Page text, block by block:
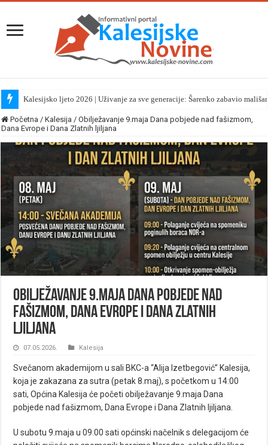
Kalesijsko ljeto 2026 | Uživanje za sve generacije: Šarenko zabavio
Početna / Kalesija / Obilježavanje 9.maja Dana pobjede nad fašizmom,
Dana Evrope i Dana Zlatnih ljiljana
Obilježavanje 9.maja Dana pobjede nad
fašizmom, Dana Evrope i Dana Zlatnih
ljiljana
07.05.2026. Kalesija
Svečanom akademijom u sali BKC-a “Alija Izetbegović” Kalesija,
koja je zakazana za sutra (petak 8.maj), s početkom u 14:00
sati, Općina Kalesija će početi obilježavanje 9.maja Dana
pobjede nad fašizmom, Dana Evrope i Dana Zlatnih ljiljana.
U subotu 9.maja u 09:00 sati općinski načelnik s delegacijom će